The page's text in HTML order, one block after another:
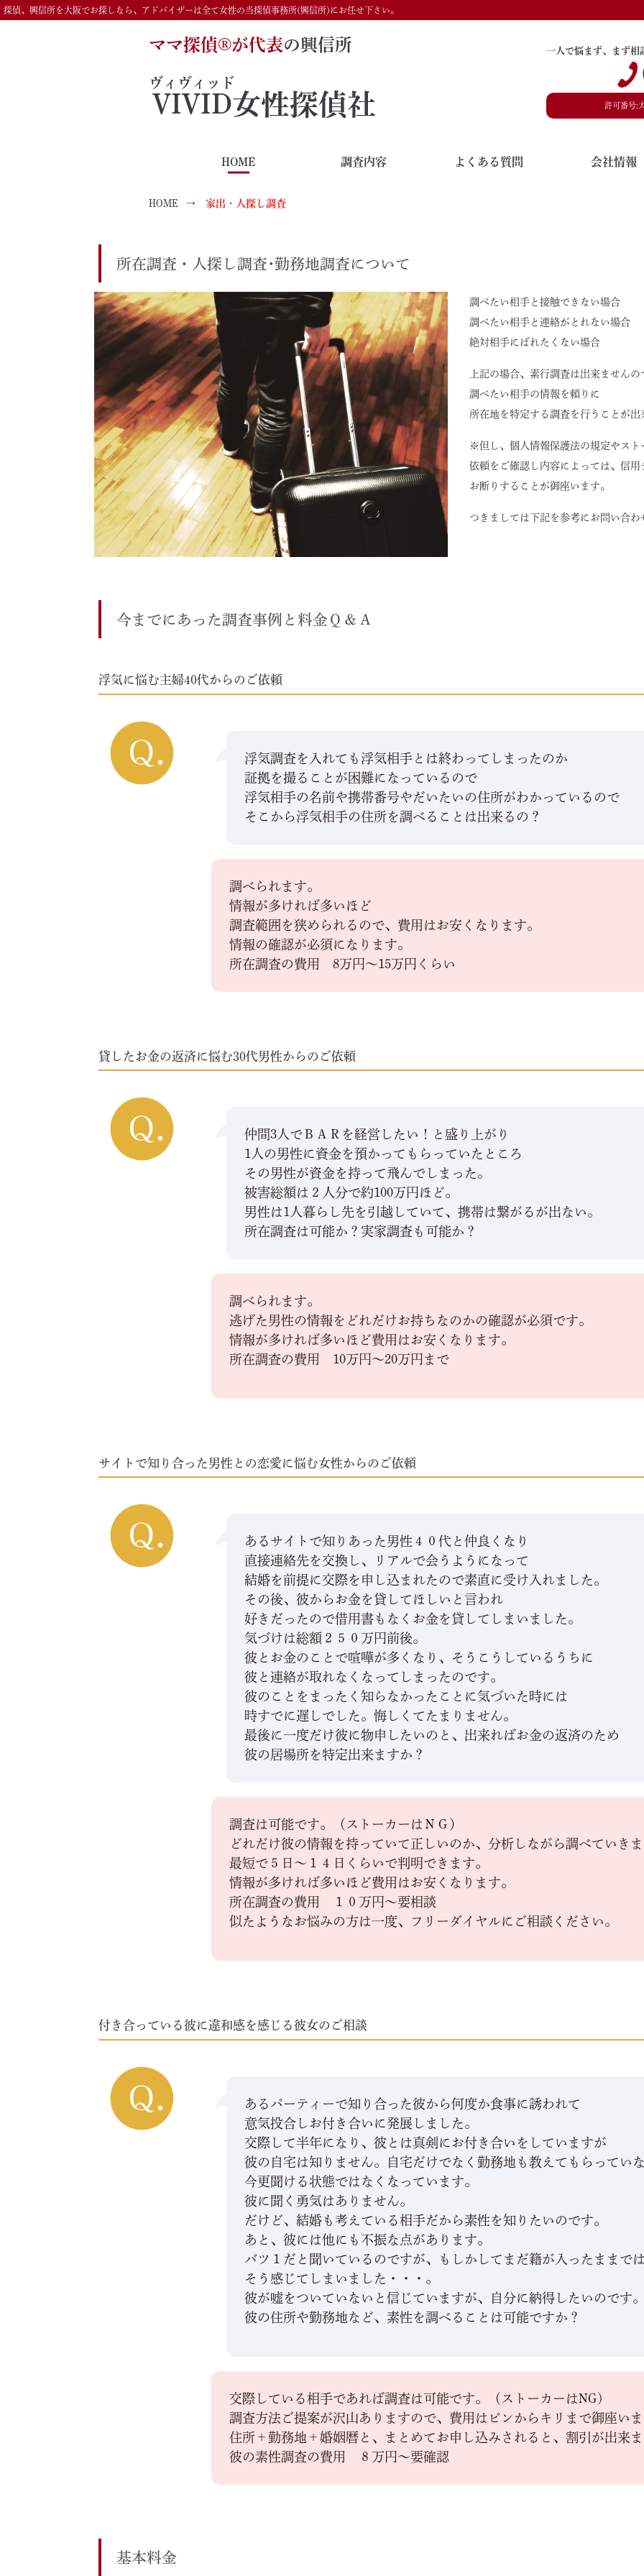
探偵、興信所を大阪でお探しなら、アドバイザーは全て女性の当探偵事務所(興信所)にお任せ下さい。
ママ探偵®️が代表の興信所
VIVID
ヴィヴィッド
女性探偵社
一人で悩まず、まず相
許可番号:
HOME 調査内容 よくある質問 会社情報
HOME 家出・人探し調査
所在調査・人探し調査･勤務地調査について
調べたい相手と接触できない場合
調べたい相手と連絡がとれない場合
絶対相手にばれたくない場合
上記の場合、素行調査は出来ませんの
調べたい相手の情報を頼りに
所在地を特定する調査を行うことが出
※但し、個人情報保護法の規定やスト
依頼をご確認し内容によっては、信
お断りすることが御座います。
つきましては下記を参考にお問い合わ
今までにあった調査事例と料金Ｑ＆Ａ
浮気に悩む主婦40代からのご依頼
浮気調査を入れても浮気相手とは終わってしまったのか
証拠を撮ることが困難になっているので
浮気相手の名前や携帯番号やだいたいの住所がわかっているので
そこから浮気相手の住所を調べることは出来るの？
調べられます。
情報が多ければ多いほど
調査範囲を狭められるので、費用はお安くなります。
情報の確認が必須になります。
所在調査の費用 8万円～15万円くらい
貸したお金の返済に悩む30代男性からのご依頼
仲間3人でＢＡＲを経営したい！と盛り上がり
1人の男性に資金を預かってもらっていたところ
その男性が資金を持って飛んでしまった。
被害総額は２人分で約100万円ほど。
男性は1人暮らし先を引越していて、携帯は繋がるが出ない。
所在調査は可能か？実家調査も可能か？
調べられます。
逃げた男性の情報をどれだけお持ちなのかの確認が必須です。
情報が多ければ多いほど費用はお安くなります。
所在調査の費用 10万円～20万円まで
サイトで知り合った男性との恋愛に悩む女性からのご依頼
あるサイトで知りあった男性４０代と仲良くなり
直接連絡先を交換し、リアルで会うようになって
結婚を前提に交際を申し込まれたので素直に受け入れました。
その後、彼からお金を貸してほしいと言われ
好きだったので借用書もなくお金を貸してしまいました。
気づけは総額２５０万円前後。
彼とお金のことで喧嘩が多くなり、そうこうしているうちに
彼と連絡が取れなくなってしまったのです。
彼のことをまったく知らなかったことに気づいた時には
時すでに遅しでした。悔しくてたまりません。
最後に一度だけ彼に物申したいのと、出来ればお金の返済のため
彼の居場所を特定出来ますか？
調査は可能です。（ストーカーはＮＧ）
どれだけ彼の情報を持っていて正しいのか、分析しながら調べていき
最短で５日～１４日くらいで判明できます。
情報が多ければ多いほど費用はお安くなります。
所在調査の費用 １０万円～要相談
似たようなお悩みの方は一度、フリーダイヤルにご相談ください。
付き合っている彼に違和感を感じる彼女のご相談
あるパーティーで知り合った彼から何度か食事に誘われて
意気投合しお付き合いに発展しました。
交際して半年になり、彼とは真剣にお付き合いをしていますが
彼の自宅は知りません。自宅だけでなく勤務地も教えてもらってい
今更聞ける状態ではなくなっています。
彼に聞く勇気はありません。
だけど、結婚も考えている相手だから素性を知りたいのです。
あと、彼には他にも不振な点があります。
バツ１だと聞いているのですが、もしかしてまだ籍が入ったままで
そう感じてしまいました・・・。
彼が嘘をついていないと信じていますが、自分に納得したいのです
彼の住所や勤務地など、素性を調べることは可能ですか？
交際している相手であれば調査は可能です。（ストーカーはNG)
調査方法ご提案が沢山ありますので、費用はピンからキリまで御座い
住所＋勤務地＋婚姻暦と、まとめてお申し込みされると、割引が出来
彼の素性調査の費用 ８万円～要確認
基本料金